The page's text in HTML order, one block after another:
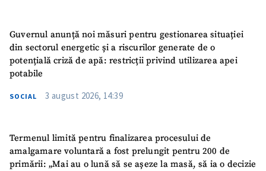
Guvernul anunță noi măsuri pentru gestionarea situației
din sectorul energetic și a riscurilor generate de o
potențială criză de apă: restricții privind utilizarea apei
potabile
SOCIAL 3 august 2026, 14:39
Termenul limită pentru finalizarea procesului de
amalgamare voluntară a fost prelungit pentru 200 de
primării: „Mai au o lună să se așeze la masă, să ia o decizie